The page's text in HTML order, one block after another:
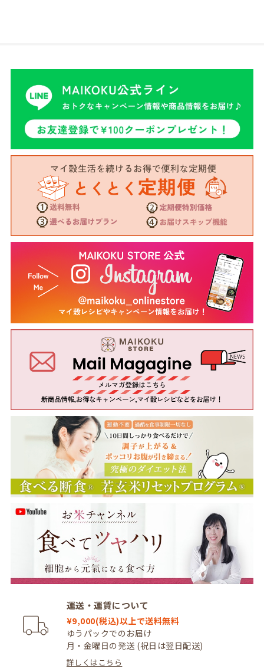
運送・運賃について
¥9,000(税込)以上で送料無料
ゆうパックでのお届け
月・金曜日の発送 (祝日は翌日配送)
詳しくはこちら